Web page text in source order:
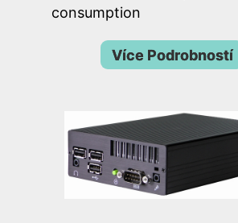
consumption
Více Podrobností